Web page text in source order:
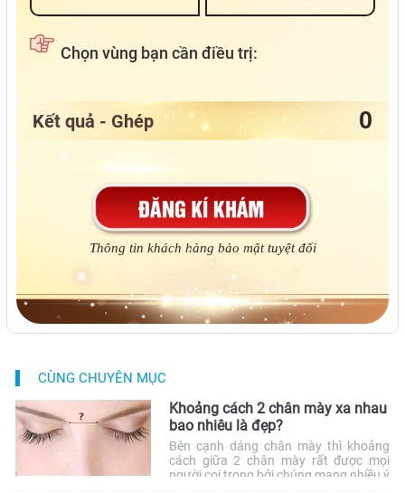
Chọn vùng bạn cần điều trị:
Kết quả - Ghép
Thông tin khách hàng bảo mật tuyệt đối
CÙNG CHUYÊN MỤC
Khoảng cách 2 chân mày xa nhau
bao nhiêu là đẹp?
Bên cạnh dáng chân mày thì khoảng
cách giữa 2 chân mày rất được mọi
người coi trọng bởi chúng mang nhiều ý